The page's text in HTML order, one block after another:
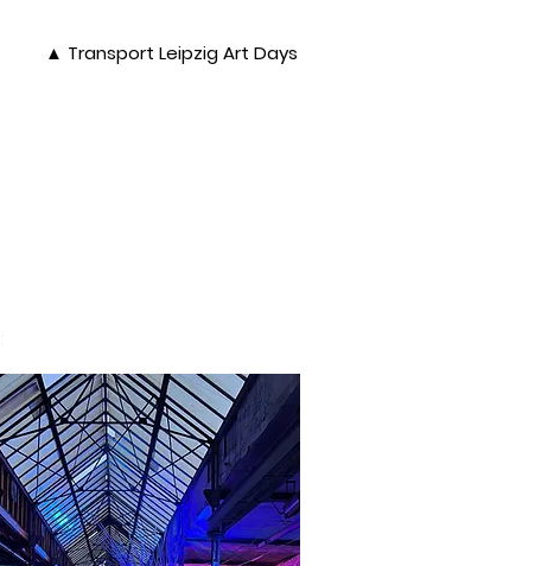
▲ Transport Leipzig Art Days